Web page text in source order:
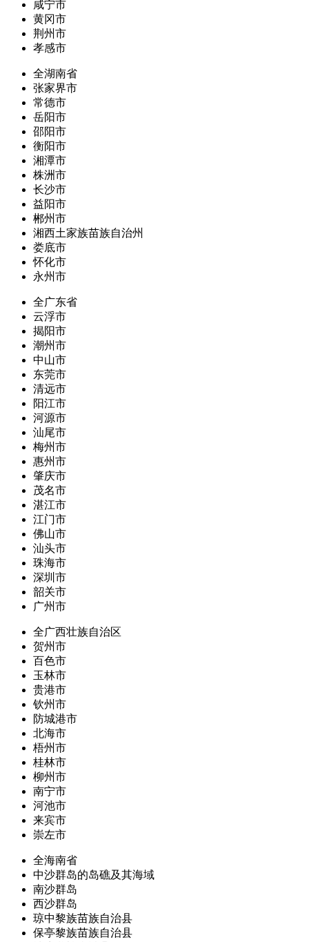
咸宁市
黄冈市
荆州市
孝感市
全湖南省
张家界市
常德市
岳阳市
邵阳市
衡阳市
湘潭市
株洲市
长沙市
益阳市
郴州市
湘西土家族苗族自治州
娄底市
怀化市
永州市
全广东省
云浮市
揭阳市
潮州市
中山市
东莞市
清远市
阳江市
河源市
汕尾市
梅州市
惠州市
肇庆市
茂名市
湛江市
江门市
佛山市
汕头市
珠海市
深圳市
韶关市
广州市
全广西壮族自治区
贺州市
百色市
玉林市
贵港市
钦州市
防城港市
北海市
梧州市
桂林市
柳州市
南宁市
河池市
来宾市
崇左市
全海南省
中沙群岛的岛礁及其海域
南沙群岛
西沙群岛
琼中黎族苗族自治县
保亭黎族苗族自治县